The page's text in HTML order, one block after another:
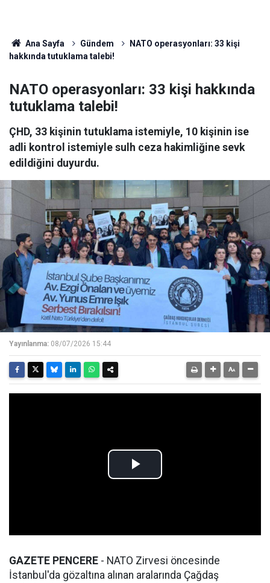
Ana Sayfa Gündem
NATO operasyonları: 33 kişi
hakkında tutuklama talebi!
NATO operasyonları: 33 kişi hakkında
tutuklama talebi!
ÇHD, 33 kişinin tutuklama istemiyle, 10 kişinin ise
adli kontrol istemiyle sulh ceza hakimliğine sevk
edildiğini duyurdu.
Yayınlanma: 08/07/2026 15:44
GAZETE PENCERE - NATO Zirvesi öncesinde
İstanbul'da gözaltına alınan aralarında Çağdaş